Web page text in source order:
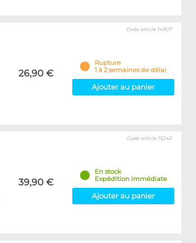
26,90 €
Code article 14907
Rupture
1 à 2 semaines de délai
Ajouter au panier
39,90 €
Code article 15242
En stock
Expédition immédiate
Ajouter au panier